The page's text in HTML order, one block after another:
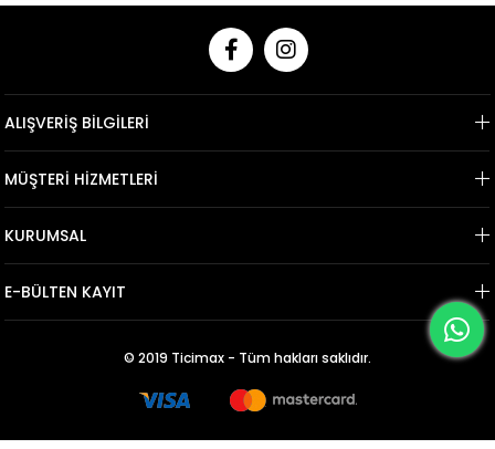
ALIŞVERİŞ BİLGİLERİ
MÜŞTERİ HİZMETLERİ
KURUMSAL
E-BÜLTEN KAYIT
© 2019 Ticimax - Tüm hakları saklıdır.